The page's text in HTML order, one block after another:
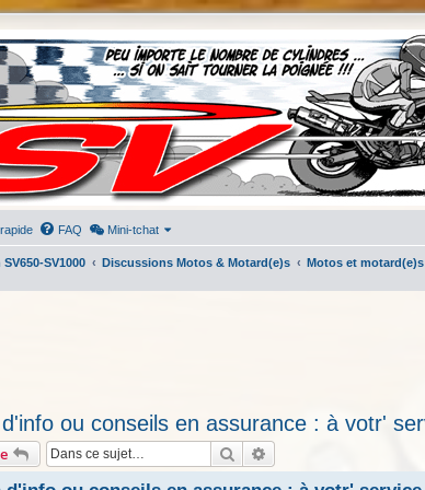
FAQ Mini-tchat
SV1000 Discussions Motos & Motard(e)s Motos et motard(e)s
d'info ou conseils en assurance : à votr'
Rechercher